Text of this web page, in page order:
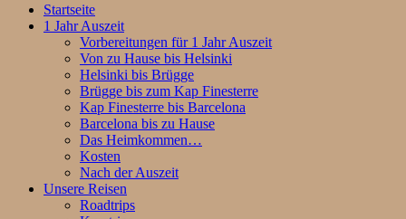
Startseite
1 Jahr Auszeit
Vorbereitungen für 1 Jahr Auszeit
Von zu Hause bis Helsinki
Helsinki bis Brügge
Brügge bis zum Kap Finesterre
Kap Finesterre bis Barcelona
Barcelona bis zu Hause
Das Heimkommen…
Kosten
Nach der Auszeit
Unsere Reisen
Roadtrips